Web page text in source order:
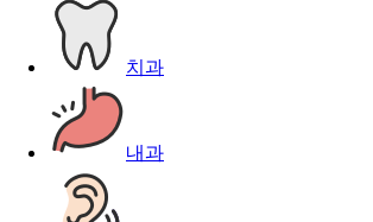
치과
내과